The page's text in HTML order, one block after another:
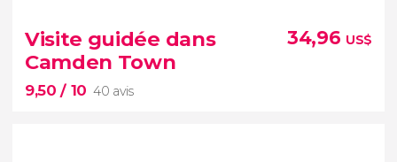
Partez enquêter sur le tueur en série Jack
l'Éventreur
au cœur des rues sombres de Londres.
Visite guidée dans
Camden Town
9,50/ 10 40 avis
34,96 US$